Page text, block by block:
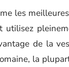
les
utilisez
de la
la